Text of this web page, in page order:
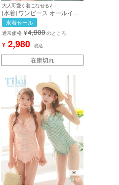
大人可愛く着こなせる♪
[水着] ワンピース オールイン
ワン 肩リボン 露出控えめ ボ
タニカル柄 洋服みたい 体型カ
バー ビキニ (聖菜着用) [tk-
sw0786]
水着セール
通常価格 ¥4,900のところ
¥ 2,980 税込
在庫切れ